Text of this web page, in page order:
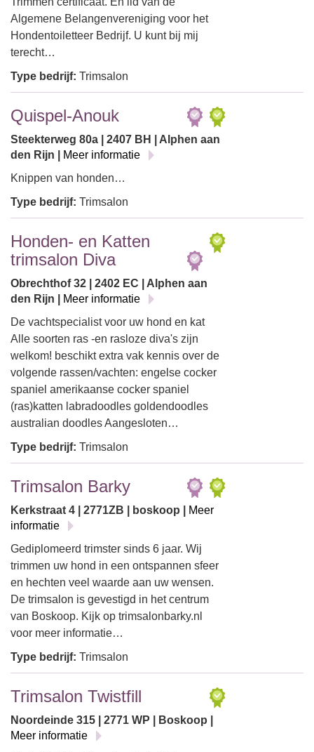
Algemene Belangenvereniging voor het
Hondentoiletteer Bedrijf. U kunt bij mij
terecht…
Type bedrijf: Trimsalon
Quispel-Anouk
Steekterweg 80a | 2407 BH | Alphen aan
den Rijn |
Meer informatie
Knippen van honden…
Type bedrijf: Trimsalon
Honden- en Katten
trimsalon Diva
Obrechthof 32 | 2402 EC | Alphen aan
den Rijn |
Meer informatie
De vachtspecialist voor uw hond en kat
Alle soorten ras -en rasloze diva's zijn
welkom! beschikt extra vak kennis over de
volgende rassen/vachten: engelse cocker
spaniel amerikaanse cocker spaniel
(ras)katten labradoodles goldendoodles
australian doodles Aangesloten…
Type bedrijf: Trimsalon
Trimsalon Barky
Kerkstraat 4 | 2771ZB | boskoop |
Meer
informatie
Gediplomeerd trimster sinds 6 jaar. Wij
trimmen uw hond in een ontspannen sfeer
en hechten veel waarde aan uw wensen.
De trimsalon is gevestigd in het centrum
van Boskoop. Kijk op trimsalonbarky.nl
voor meer informatie…
Type bedrijf: Trimsalon
Trimsalon Twistfill
Noordeinde 315 | 2771 WP | Boskoop |
Meer informatie